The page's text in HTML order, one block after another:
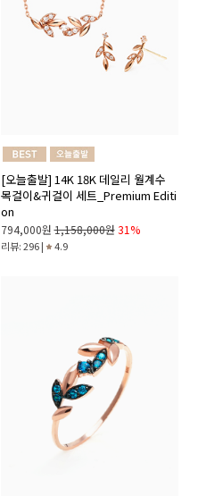
[오늘출발] 14K 18K 데일리 월계수
목걸이&귀걸이 세트_Premium Editi
on
794,000원 1,158,000원 31%
리뷰: 296 | 4.9